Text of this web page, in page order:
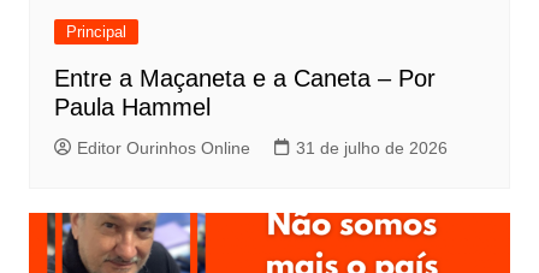
Principal
Entre a Maçaneta e a Caneta – Por
Paula Hammel
Editor Ourinhos Online 31 de julho de 2026